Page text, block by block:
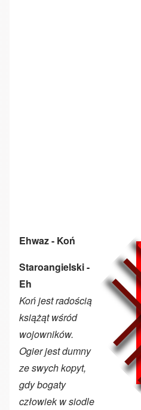
Ehwaz - Koń
Staroangielski -
Eh
Koń jest radością
książąt wśród
wojowników.
Ogier jest dumny
ze swych kopyt,
gdy bogaty
człowiek w siodle